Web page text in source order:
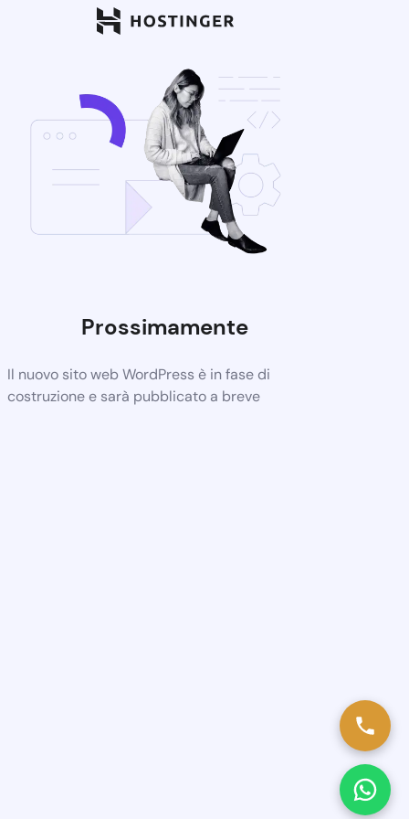
Prossimamente
Il nuovo sito web WordPress è in fase di
costruzione e sarà pubblicato a breve